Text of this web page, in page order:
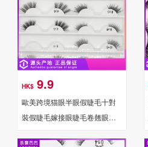
HK$ 9.9
歐美跨境猫眼半眼假睫毛十對
裝假睫毛嫁接眼睫毛卷翹眼睫